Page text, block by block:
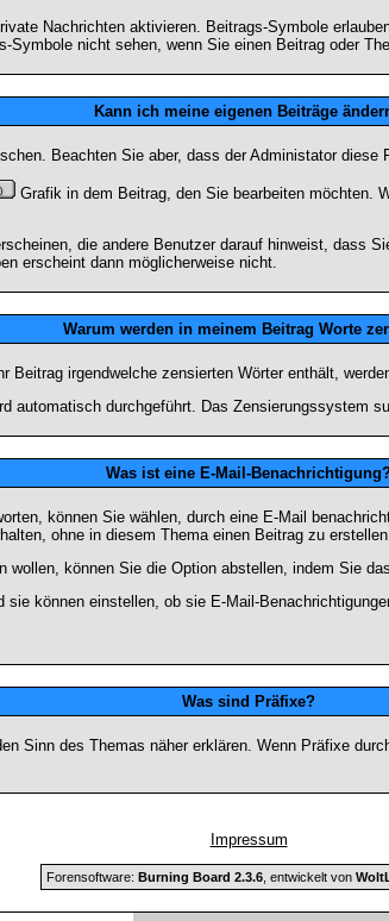
Nachrichten aktivieren. Beitrags-Symbole
nicht sehen, wenn Sie einen Beitrag oder
Kann ich meine eigenen Beiträge
Beachten Sie aber, dass der Administator diese
Grafik in dem Beitrag, den Sie bearbeiten möchten.
die andere Benutzer darauf hinweist, dass
erscheint dann möglicherweise nicht.
Warum werden in meinem Beitrag Worte
irgendwelche zensierten Wörter enthält,
automatisch durchgeführt. Das Zensierungssystem
Was ist eine E-Mail-
können Sie wählen, durch eine E-Mail
ohne in diesem Thema einen Beitrag zu
wollen, können Sie die Option abstellen, indem Sie
können einstellen, ob sie E-Mail-
Was sind Präfixe?
Sinn des Themas näher erklären. Wenn Präfixe
Impressum
Forensoftware: Burning Board 2.3.6, entwickelt von